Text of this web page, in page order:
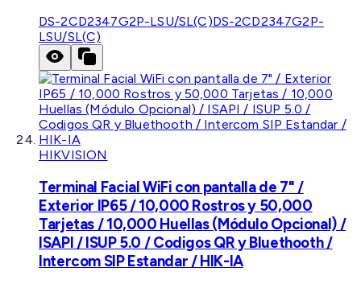
DS-2CD2347G2P-LSU/SL(C)DS-2CD2347G2P-
LSU/SL(C)
HIKVISION
Terminal Facial WiFi con pantalla de 7" /
Exterior IP65 / 10,000 Rostros y 50,000
Tarjetas / 10,000 Huellas (Módulo Opcional) /
ISAPI / ISUP 5.0 / Codigos QR y Bluethooth /
Intercom SIP Estandar / HIK-IA